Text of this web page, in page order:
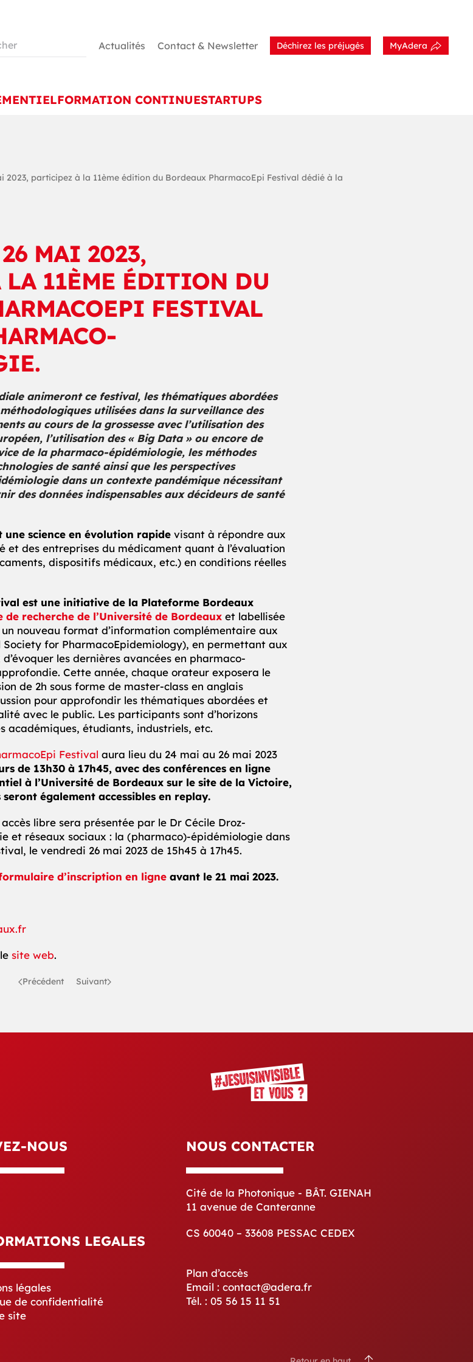
Actualités Contact & Newsletter Déchirez les préjugés MyAdera
FORMATION CONTINUESTARTUPS
2023, participez à la 11ème édition du Bordeaux PharmacoEpi Festival dédié à la
MAI 2023,
11ÈME ÉDITION DU
FESTIVAL
animeront ce festival, les thématiques abordées
utilisées dans la surveillance des
au cours de la grossesse avec l’utilisation des
l’utilisation des « Big Data » ou encore de
de la pharmaco-épidémiologie, les méthodes
de santé ainsi que les perspectives
dans un contexte pandémique nécessitant
des données indispensables aux décideurs de santé
science en évolution rapide visant à répondre aux
et des entreprises du médicament quant à l’évaluation
dispositifs médicaux, etc.) en conditions réelles
est une initiative de la Plateforme Bordeaux
de recherche de l’Université de Bordeaux et labellisée
un nouveau format d’information complémentaire aux
for PharmacoEpidemiology), en permettant aux
les dernières avancées en pharmaco-
Cette année, chaque orateur exposera le
de 2h sous forme de master-class en anglais
pour approfondir les thématiques abordées et
avec le public. Les participants sont d’horizons
académiques, étudiants, industriels, etc.
Festival aura lieu du 24 mai au 26 mai 2023
de 13h30 à 17h45, avec des conférences en ligne
à l’Université de Bordeaux sur le site de la Victoire,
seront également accessibles en replay.
libre sera présentée par le Dr Cécile Droz-
et réseaux sociaux : la (pharmaco)-épidémiologie dans
le vendredi 26 mai 2023 de 15h45 à 17h45.
d’inscription en ligne avant le 21 mai 2023.
site web.
Précédent Suivant
NOUS
LEGALES
légales
de confidentialité
site
NOUS CONTACTER
Cité de la Photonique - BÂT. GIENAH
11 avenue de Canteranne
CS 60040 – 33608 PESSAC CEDEX
Plan d’accès
Email : contact@adera.fr
Tél. : 05 56 15 11 51